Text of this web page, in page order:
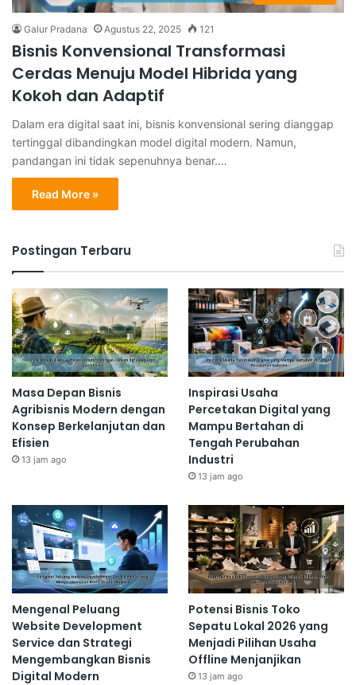
Galur Pradana Agustus 22, 2025 121
Bisnis Konvensional Transformasi
Cerdas Menuju Model Hibrida yang
Kokoh dan Adaptif
Dalam era digital saat ini, bisnis konvensional sering dianggap
tertinggal dibandingkan model digital modern. Namun,
pandangan ini tidak sepenuhnya benar.…
Read More »
Postingan Terbaru
Masa Depan Bisnis
Agribisnis Modern dengan
Konsep Berkelanjutan dan
Efisien
13 jam ago
Inspirasi Usaha
Percetakan Digital yang
Mampu Bertahan di
Tengah Perubahan
Industri
13 jam ago
Mengenal Peluang
Website Development
Service dan Strategi
Mengembangkan Bisnis
Digital Modern
Potensi Bisnis Toko
Sepatu Lokal 2026 yang
Menjadi Pilihan Usaha
Offline Menjanjikan
13 jam ago